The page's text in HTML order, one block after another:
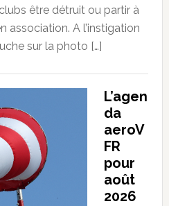
être détruit ou partir à
association. A l’instigation
sur la photo […]
L’agen
da
aeroV
FR
pour
août
2026